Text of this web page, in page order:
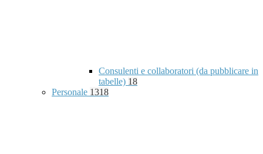
Consulenti e collaboratori (da pubblicare in
tabelle) 18
Personale 1318